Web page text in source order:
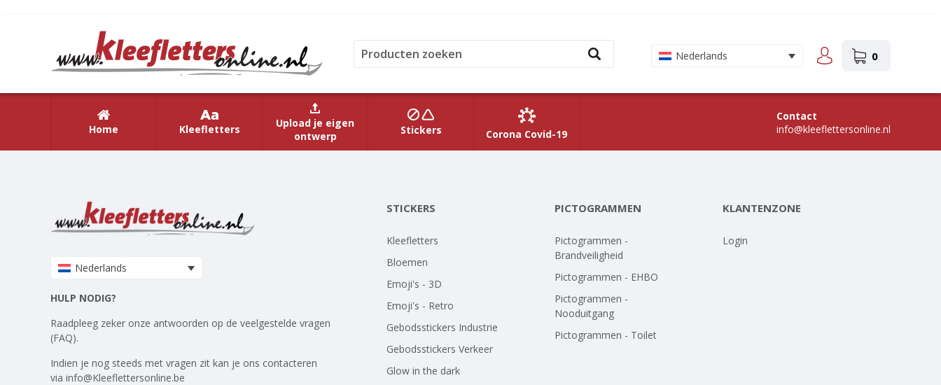
Nederlands 0
Home Kleefletters
Upload je eigen
ontwerp
Stickers Corona Covid-19
Contact
info@kleeflettersonline.nl
Nederlands
HULP NODIG?
Raadpleeg zeker onze antwoorden op de veelgestelde vragen
(FAQ).
Indien je nog steeds met vragen zit kan je ons contacteren
via info@Kleeflettersonline.be
STICKERS
Kleefletters
Bloemen
Emoji's - 3D
Emoji's - Retro
Gebodsstickers Industrie
Gebodsstickers Verkeer
Glow in the dark
PICTOGRAMMEN
Pictogrammen -
Brandveiligheid
Pictogrammen - EHBO
Pictogrammen -
Nooduitgang
Pictogrammen - Toilet
KLANTENZONE
Login